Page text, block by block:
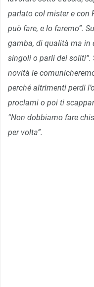
parlato col mister e con
può fare, e lo faremo”. Su
gamba, di qualità ma in
singoli o parli dei soliti”.
novità le
perché altrimenti perdi
proclami o poi ti
“Non dobbiamo fare
per volta”.